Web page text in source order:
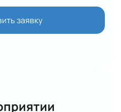
заявку